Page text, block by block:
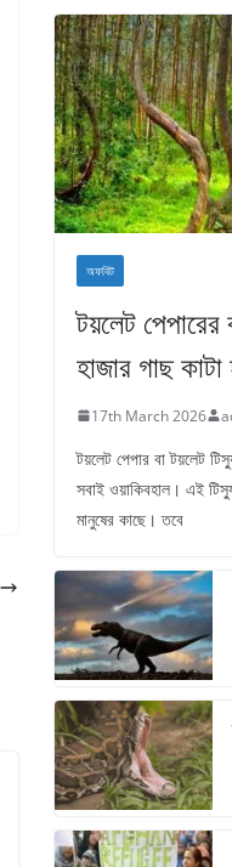
অফবিট
টয়লেট
হাজার গাছ
17th March 2026
টয়লেট পেপার বা টয়লেট
সবাই ওয়াকিবহাল। এই টিস্যু
মানুষের কাছে। তবে